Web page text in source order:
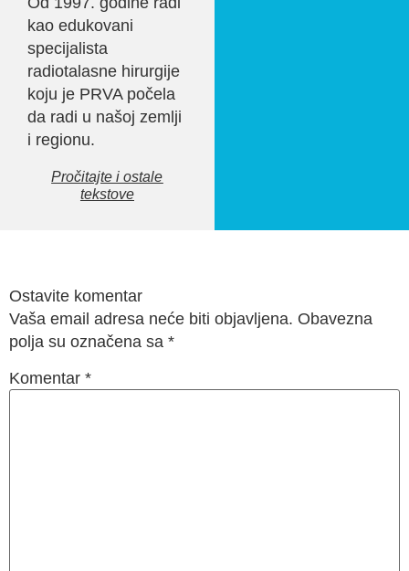
kao edukovani
specijalista
radiotalasne hirurgije
koju je PRVA počela
da radi u našoj zemlji
i regionu.
Pročitajte i ostale
tekstove
Ostavite komentar
Vaša email adresa neće biti objavljena. Obavezna
polja su označena sa *
Komentar *